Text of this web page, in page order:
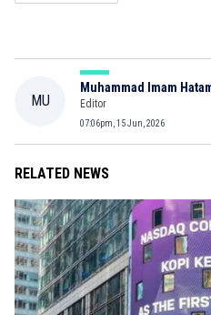
MU
Muhammad Imam
Editor
07:06pm, 15 Jun, 2026
RELATED NEWS